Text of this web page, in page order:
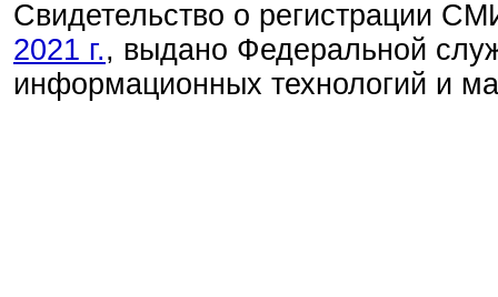
Свидетельство о регистрации
2021 г., выдано Федеральной
информационных технологий и